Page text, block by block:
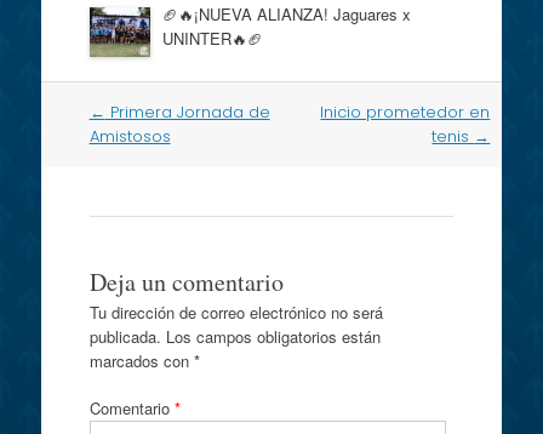
🏈🔥¡NUEVA ALIANZA! Jaguares x
UNINTER🔥🏈
Post
navigation
← Primera Jornada de
Amistosos
Inicio prometedor en
tenis →
Deja un comentario
Tu dirección de correo electrónico no será
publicada. Los campos obligatorios están
marcados con *
Comentario *